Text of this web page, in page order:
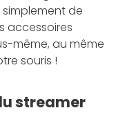
de
accessoires
même, au même
souris !
streamer